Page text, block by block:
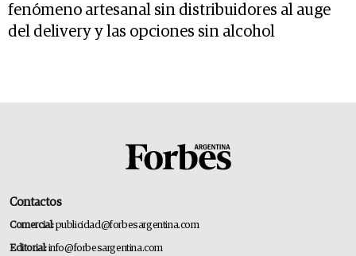
fenómeno artesanal sin distribuidores al auge
del delivery y las opciones sin alcohol
Contactos
Comercial:publicidad@forbesargentina.com
Editorial:info@forbesargentina.com